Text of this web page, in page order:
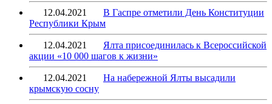
12.04.2021
В Гаспре отметили День Конституции
Республики Крым
12.04.2021
Ялта присоединилась к Всероссийской
акции «10 000 шагов к жизни»
12.04.2021
На набережной Ялты высадили
крымскую сосну